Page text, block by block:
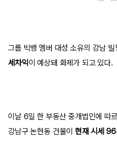
그룹 빅뱅 멤버 대성 소유의 강남
세차익이 예상돼 화제가 되고 있다.
이날 6일 한 부동산 중개법인에 따
강남구 논현동 건물이현재 시세